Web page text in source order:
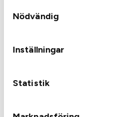
som de har samlat in när du
tjänster.
Nödvändig
Inställningar
Statistik
132
Slut i lager